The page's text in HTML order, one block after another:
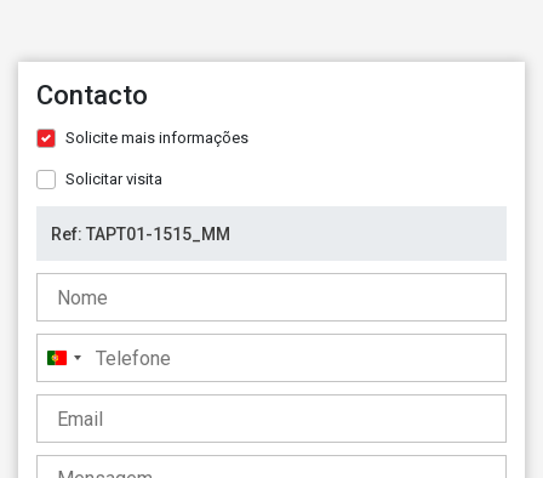
Contacto
Solicite mais informações
Solicitar visita
Portugal
+351